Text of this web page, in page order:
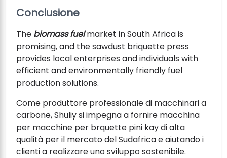
Conclusione
The biomass fuelmarket in South Africa is
promising, and the sawdust briquette press
provides local enterprises and individuals with
efficient and environmentally friendly fuel
production solutions.
Come produttore professionale di macchinari a
carbone, Shuliy si impegna a fornire macchina
per macchine per brquette pini kay di alta
qualità per il mercato del Sudafrica e aiutando i
clienti a realizzare uno sviluppo sostenibile.